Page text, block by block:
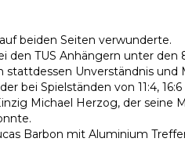
beiden Seiten verwunderte.
den TUS Anhängern unter den
Unverständnis und
bei Spielständen von 11:4,
Michael Herzog, der seine
Barbon mit Aluminium